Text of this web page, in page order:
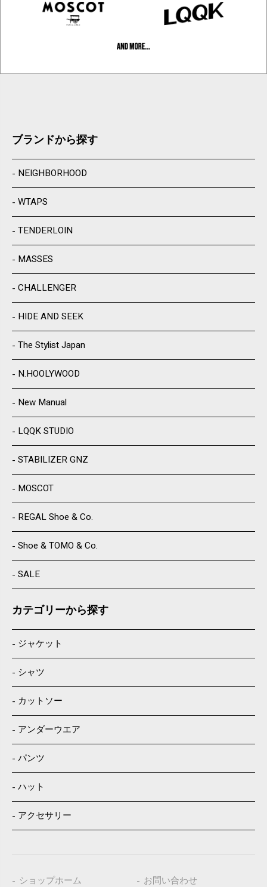
ブランドから探す
NEIGHBORHOOD
WTAPS
TENDERLOIN
MASSES
CHALLENGER
HIDE AND SEEK
The Stylist Japan
N.HOOLYWOOD
New Manual
LQQK STUDIO
STABILIZER GNZ
MOSCOT
REGAL Shoe & Co.
Shoe & TOMO & Co.
SALE
カテゴリーから探す
ジャケット
シャツ
カットソー
アンダーウエア
パンツ
ハット
アクセサリー
ショップホーム お問い合わせ